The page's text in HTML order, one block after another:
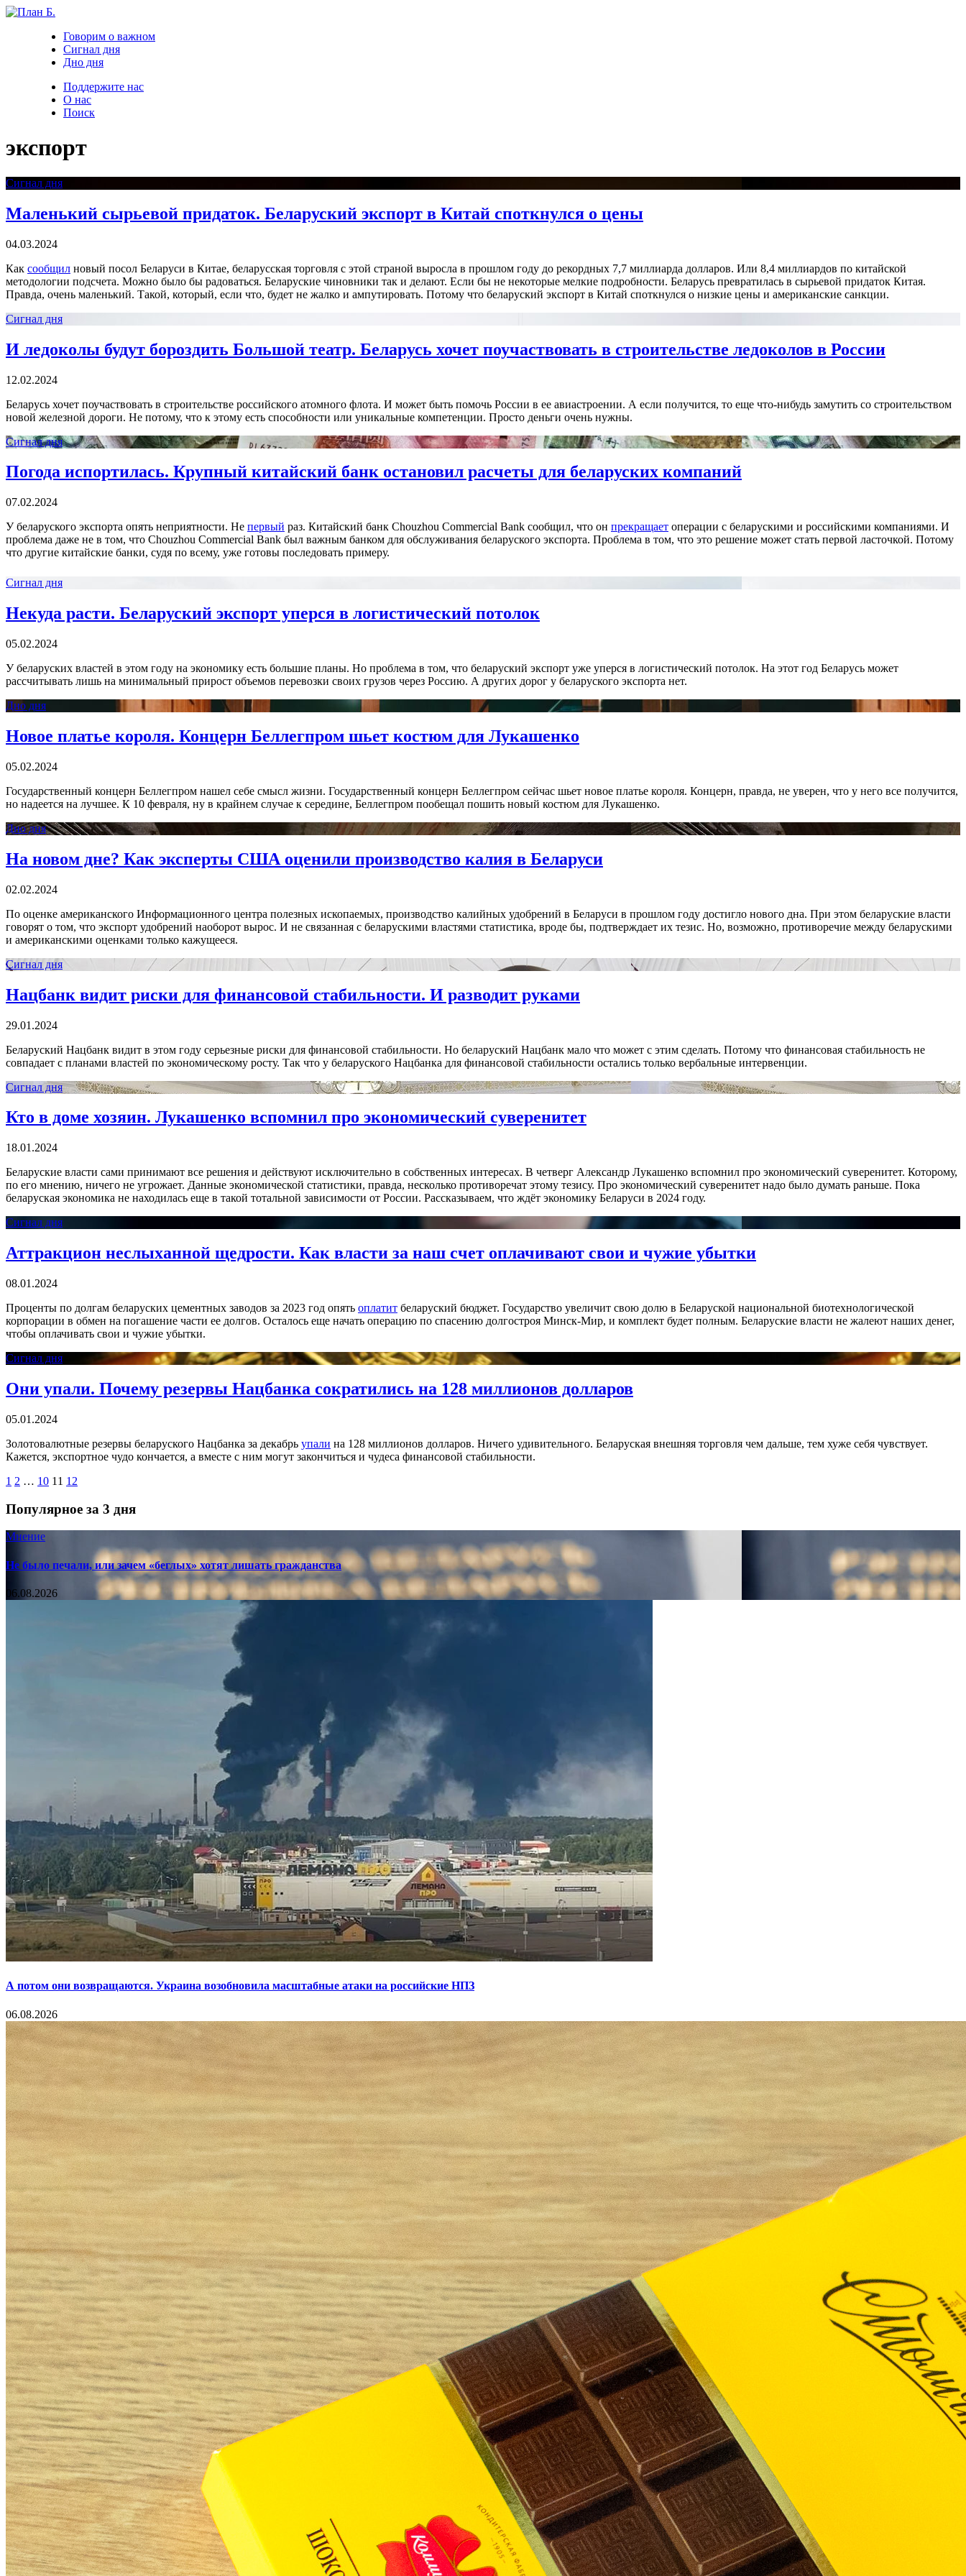
Говорим о важном
Сигнал дня
Дно дня
Поддержите нас
О нас
Поиск
экспорт
Сигнал дня
Маленький сырьевой придаток. Беларуский экспорт в Китай споткнулся о цены
04.03.2024
Как сообщил новый посол Беларуси в Китае, беларусская торговля с этой страной выросла в прошлом году до рекордных 7,7 миллиарда долларов. Или 8,4 миллиардов по китайской
методологии подсчета. Можно было бы радоваться. Беларуские чиновники так и делают. Если бы не некоторые мелкие подробности. Беларусь превратилась в сырьевой придаток Китая.
Правда, очень маленький. Такой, который, если что, будет не жалко и ампутировать. Потому что беларуский экспорт в Китай споткнулся о низкие цены и американские санкции.
Сигнал дня
И ледоколы будут бороздить Большой театр. Беларусь хочет поучаствовать в строительстве ледоколов в России
12.02.2024
Беларусь хочет поучаствовать в строительстве российского атомного флота. И может быть помочь России в ее авиастроении. А если получится, то еще что-нибудь замутить со строительством
новой железной дороги. Не потому, что к этому есть способности или уникальные компетенции. Просто деньги очень нужны.
Сигнал дня
Погода испортилась. Крупный китайский банк остановил расчеты для беларуских компаний
07.02.2024
У беларуского экспорта опять неприятности. Не первый раз. Китайский банк Chouzhou Commercial Bank сообщил, что он прекращает операции с беларускими и российскими компаниями. И
проблема даже не в том, что Chouzhou Commercial Bank был важным банком для обслуживания беларуского экспорта. Проблема в том, что это решение может стать первой ласточкой. Потому
что другие китайские банки, судя по всему, уже готовы последовать примеру.
Сигнал дня
Некуда расти. Беларуский экспорт уперся в логистический потолок
05.02.2024
У беларуских властей в этом году на экономику есть большие планы. Но проблема в том, что беларуский экспорт уже уперся в логистический потолок. На этот год Беларусь может
рассчитывать лишь на минимальный прирост объемов перевозки своих грузов через Россию. А других дорог у беларуского экспорта нет.
Дно дня
Новое платье короля. Концерн Беллегпром шьет костюм для Лукашенко
05.02.2024
Государственный концерн Беллегпром нашел себе смысл жизни. Государственный концерн Беллегпром сейчас шьет новое платье короля. Концерн, правда, не уверен, что у него все получится,
но надеется на лучшее. К 10 февраля, ну в крайнем случае к середине, Беллегпром пообещал пошить новый костюм для Лукашенко.
Дно дня
На новом дне? Как эксперты США оценили производство калия в Беларуси
02.02.2024
По оценке американского Информационного центра полезных ископаемых, производство калийных удобрений в Беларуси в прошлом году достигло нового дна. При этом беларуские власти
говорят о том, что экспорт удобрений наоборот вырос. И не связанная с беларускими властями статистика, вроде бы, подтверждает их тезис. Но, возможно, противоречие между беларускими
и американскими оценками только кажущееся.
Сигнал дня
Нацбанк видит риски для финансовой стабильности. И разводит руками
29.01.2024
Беларуский Нацбанк видит в этом году серьезные риски для финансовой стабильности. Но беларуский Нацбанк мало что может с этим сделать. Потому что финансовая стабильность не
совпадает с планами властей по экономическому росту. Так что у беларуского Нацбанка для финансовой стабильности остались только вербальные интервенции.
Сигнал дня
Кто в доме хозяин. Лукашенко вспомнил про экономический суверенитет
18.01.2024
Беларуские власти сами принимают все решения и действуют исключительно в собственных интересах. В четверг Александр Лукашенко вспомнил про экономический суверенитет. Которому,
по его мнению, ничего не угрожает. Данные экономической статистики, правда, несколько противоречат этому тезису. Про экономический суверенитет надо было думать раньше. Пока
беларуская экономика не находилась еще в такой тотальной зависимости от России. Рассказываем, что ждёт экономику Беларуси в 2024 году.
Сигнал дня
Аттракцион неслыханной щедрости. Как власти за наш счет оплачивают свои и чужие убытки
08.01.2024
Проценты по долгам беларуских цементных заводов за 2023 год опять оплатит беларуский бюджет. Государство увеличит свою долю в Беларуской национальной биотехнологической
корпорации в обмен на погашение части ее долгов. Осталось еще начать операцию по спасению долгостроя Минск-Мир, и комплект будет полным. Беларуские власти не жалеют наших денег,
чтобы оплачивать свои и чужие убытки.
Сигнал дня
Они упали. Почему резервы Нацбанка сократились на 128 миллионов долларов
05.01.2024
Золотовалютные резервы беларуского Нацбанка за декабрь упали на 128 миллионов долларов. Ничего удивительного. Беларуская внешняя торговля чем дальше, тем хуже себя чувствует.
Кажется, экспортное чудо кончается, а вместе с ним могут закончиться и чудеса финансовой стабильности.
1 2 … 10 11 12
Популярное за 3 дня
Мнение
Не было печали, или зачем «беглых» хотят лишать гражданства
06.08.2026
А потом они возвращаются. Украина возобновила масштабные атаки на российские НПЗ
06.08.2026